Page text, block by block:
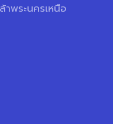
าพระนครเหนือ